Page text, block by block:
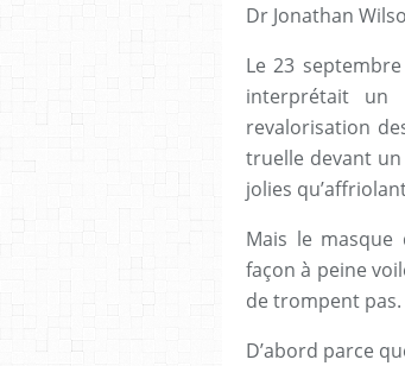
Dr Jonathan
Le 23
interprétait
revalorisation
truelle devant
jolies
Mais le masque
façon à peine
de trompent pas.
D’abord parce